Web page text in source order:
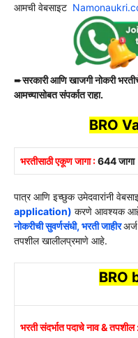
आमची वेबसाइट
➨सरकारी आणि खाजगी नोकरी
आमच्यासोबत संपर्कात राहा.
BRO
भरतीसाठी एकूण जागा :644 जागा
पात्र आणि इच्छुक उमेदवारांनी
application) करणे आवश्यक
नोकरीचीसुवर्णसंधी, भरती जाहीर
तपशील खालीलप्रमाणे आहे.
BRO
भरती संदर्भात पदाचे नाव & तपशील